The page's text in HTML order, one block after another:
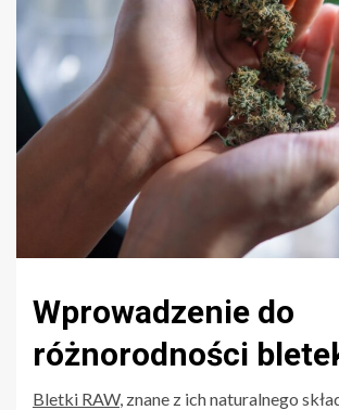
Wprowadzenie do
różnorodności
Bletki RAW, znane z ich naturalnego